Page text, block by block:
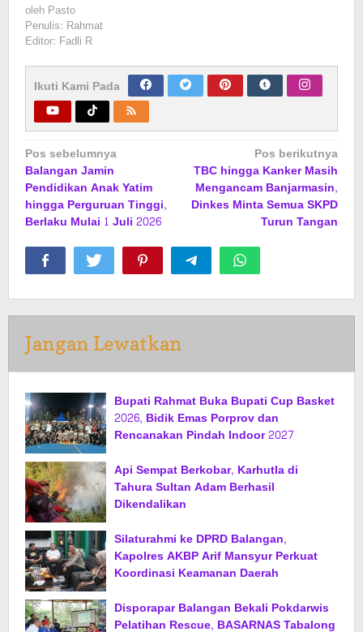
oleh Pasto
Penulis: Rahmat
Editor: Fadli R
Ikuti Kami Pada
Navigasi
pos
Pos sebelumnya
Balangan Jamin
Pendidikan Anak Yatim
hingga Perguruan Tinggi,
Berlaku Mulai 1 Juli 2026
Pos berikutnya
TBC hingga Kanker Masih
Mengancam Banjarmasin,
Dinkes Minta Semua SKPD
Turun Tangan
Jangan Lewatkan
Bupati Rahmat Buka Bupati Cup Basket
2026, Bidik Emas Porprov dan
Rencanakan Pindah Indoor 2027
Api Sempat Berkobar, Karhutla di
Tahura Sultan Adam Berhasil
Dikendalikan
Silaturahmi ke DPRD Balangan,
Kapolres AKBP Arif Mansyur Perkuat
Koordinasi Keamanan Daerah
Disporapar Balangan Bekali Pokdarwis
Pelatihan Rescue, BASARNAS Tabalong